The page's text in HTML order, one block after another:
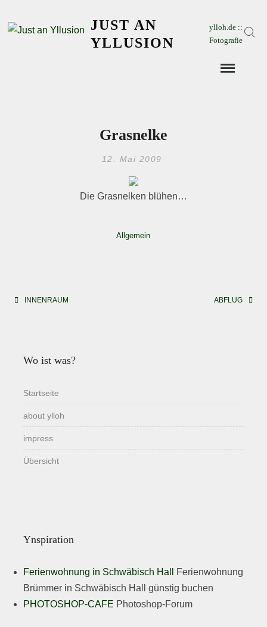
JUST AN
YLLUSION
ylloh.de ::
Fotografie
Grasnelke
12. Mai 2009
Die Grasnelken blühen…
Allgemein
Beitragsnavigation
INNENRAUM ABFLUG
Wo ist was?
Startseite
about ylloh
impress
Übersicht
Ynspiration
Ferienwohnung in Schwäbisch Hall
Ferienwohnung
Brümmer in Schwäbisch Hall günstig buchen
PHOTOSHOP-CAFE Photoshop-Forum